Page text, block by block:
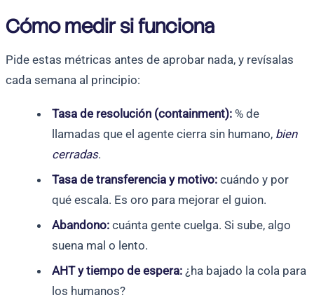
Cómo medir si funciona
Pide estas métricas antes de aprobar nada, y revísalas
cada semana al principio:
Tasa de resolución (containment): % de
llamadas que el agente cierra sin humano, bien
cerradas.
Tasa de transferencia y motivo: cuándo y por
qué escala. Es oro para mejorar el guion.
Abandono: cuánta gente cuelga. Si sube, algo
suena mal o lento.
AHT y tiempo de espera: ¿ha bajado la cola para
los humanos?